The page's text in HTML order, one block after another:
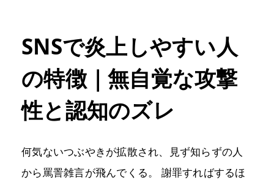
SNSで炎上しやすい人
の特徴｜無自覚な攻撃
性と認知のズレ
何気ないつぶやきが拡散され、見ず知らずの人
から罵詈雑言が飛んでくる。 謝罪すればするほ